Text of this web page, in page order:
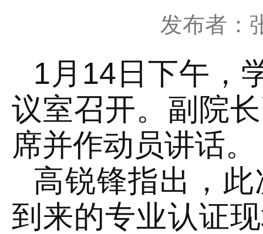
发布者：
1月14日下午，
议室召开。副院
席并作动员讲话。
高锐锋指出，
到来的专业认证